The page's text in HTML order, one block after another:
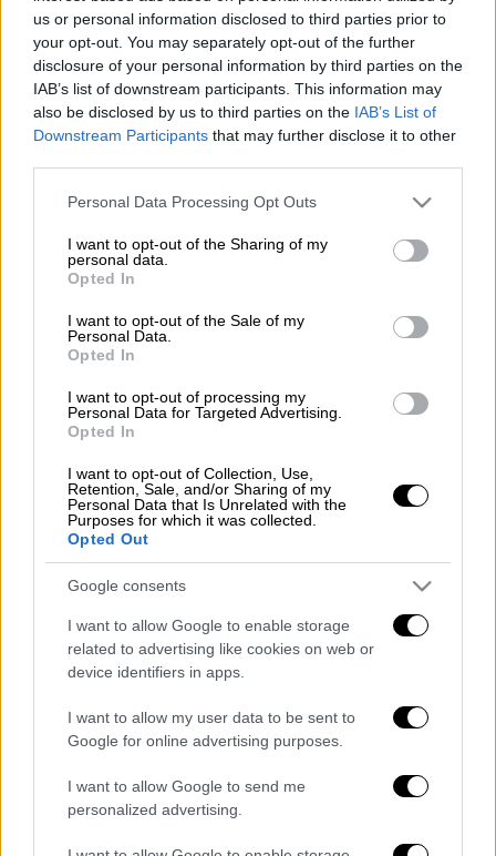
us or personal information disclosed to third parties prior to
your opt-out. You may separately opt-out of the further
disclosure of your personal information by third parties on the
IAB’s list of downstream participants. This information may
also be disclosed by us to third parties on the IAB’s List of
Downstream Participants that may further disclose it to other
Please note that this website/app uses one or more Google
not limited to your visit or usage behaviour. You may click to
grant or deny consent to Google and its third-party tags to
use your data for below specified purposes in below Google
consent section.
Personal Data Processing Opt Outs
I want to opt-out of the Sharing of my
personal data.
Opted In
I want to opt-out of the Sale of my
Personal Data.
Opted In
I want to opt-out of processing my
Personal Data for Targeted Advertising.
Opted In
I want to opt-out of Collection, Use,
Retention, Sale, and/or Sharing of my
Personal Data that Is Unrelated with the
Purposes for which it was collected.
Opted Out
Google consents
I want to allow Google to enable storage
related to advertising like cookies on web or
device identifiers in apps.
I want to allow my user data to be sent to
Google for online advertising purposes.
I want to allow Google to send me
personalized advertising.
Επίσκεψη σε εμπορικά κέντραέκανε κατά
την πρώτη ημέρα της επαναλειτουργίας
τους, σήμερα Σάββατο 24 Απριλίου, ο
υπουργός Ανάπτυξηςκαι Επενδύσεων,
Όπως έγραψε στα μέσα κοινωνικης
δικτύωσης ο υπουργός
Άδωνις Γεωργιάδης
«Πήγα σε μερικά από τα μεγάλα Εμπορικά
Κέντρα που ανοίξαμε σήμερα. Θέλω να
συγχαρώ για την τήρηση των μέτρων και
τους πελάτες και τις
. Παρά την
αλλά όλα κυλούν ομαλά. Αν κάνουμε όλοι μας
το εμβόλιο όλα θα πάνε καλά»
Πήγα σε μερικά από τα μεγάλα
Εμπορικά Κέντρα που ανοίξαμε
σήμερα. Θέλω να συγχαρώ για την
τήρηση των μέτρων και τους
πελάτες και τις επιχειρήσεις. Παρά
την βροχή η κίνηση στα μαγαζιά είχε
ξεκινήσει αλλά όλα κυλούν ομαλά.
Αν κάνουμε όλοι μας το εμβόλιο όλα
θα πάνε καλά.
pic.twitter.com/MlQAsTIFqN
— Άδωνις Γεωργιάδης
(@AdonisGeorgiadi)